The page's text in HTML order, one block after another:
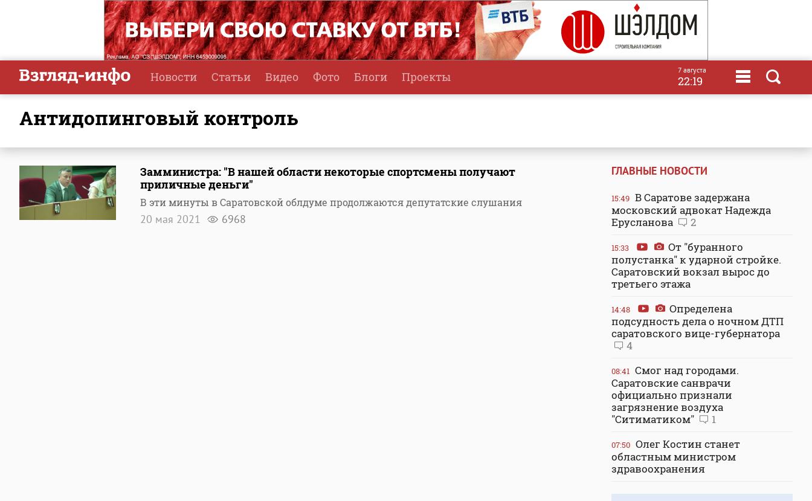
Новости Статьи Видео Фото Блоги Проекты 7 августа
22:19
антидопинговый контроль
Замминистра: "В нашей области некоторые спортсмены получают
приличные деньги"
В эти минуты в Саратовской облдуме продолжаются депутатские слушания
20 мая 2021 6968
ГЛАВНЫЕ НОВОСТИ
15:49 В Саратове задержана
московский адвокат Надежда
Ерусланова
2
15:33
От "буранного
полустанка" к ударной стройке.
Саратовский вокзал вырос до
третьего этажа
14:48
Определена
подсудность дела о ночном ДТП
саратовского вице-губернатора
4
08:41 Смог над городами.
Саратовские санврачи
официально признали
загрязнение воздуха
"Ситиматиком"
1
07:50 Олег Костин станет
областным министром
здравоохранения